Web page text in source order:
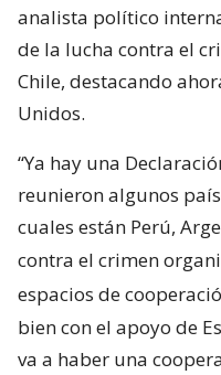
analista político
de la lucha contra el
Chile, destacando
Unidos.
“Ya hay una
reunieron algunos
cuales están Perú,
contra el crimen
espacios de
bien con el apoyo de
va a haber una